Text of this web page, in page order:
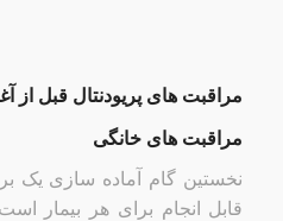
مراقبت های پریودنتال قبل از
مراقبت های خانگی
نخستین گام آماده سازی یک
قابل انجام برای هر بیمار